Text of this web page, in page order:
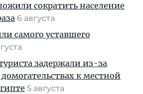
сократить население
6 августа
самого уставшего
задержали из-за
к местной
5 августа